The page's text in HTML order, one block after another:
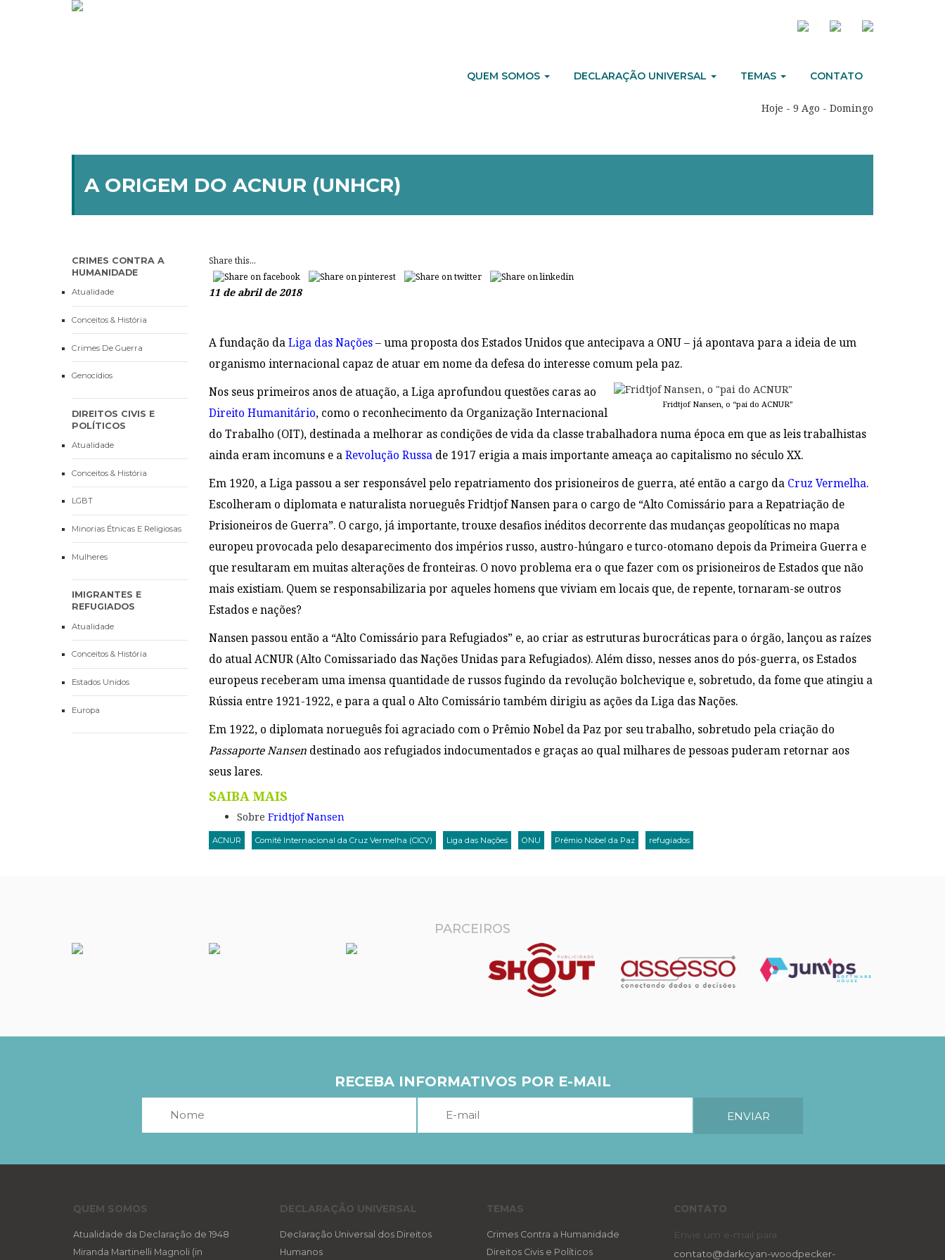
QUEM SOMOS DECLARAÇÃO UNIVERSAL TEMAS CONTATO
Hoje - 9 Ago - Domingo
A ORIGEM DO ACNUR (UNHCR)
CRIMES CONTRA A
HUMANIDADE
Atualidade
Conceitos & História
Crimes De Guerra
Genocídios
DIREITOS CIVIS E
POLÍTICOS
Atualidade
Conceitos & História
LGBT
Minorias Étnicas E Religiosas
Mulheres
IMIGRANTES E
REFUGIADOS
Atualidade
Conceitos & História
Estados Unidos
Europa
Share this...
11 de abril de 2018
A fundação daLiga das Nações– uma proposta dos Estados Unidos que antecipava a ONU – já apontava para a ideia de um
organismo internacional capaz de atuar em nome da defesa do interesse comum pela paz.
Fridtjof Nansen, o “pai do ACNUR”
Nos seus primeiros anos de atuação, a Liga aprofundou questões caras ao
Direito Humanitário, como o reconhecimento da Organização Internacional
do Trabalho (OIT), destinada a melhorar as condições de vida da classe trabalhadora numa época em que as leis trabalhistas
ainda eram incomuns e aRevolução Russa de 1917 erigia a mais importante ameaça ao capitalismo no século XX.
Em 1920, a Liga passou a ser responsável pelo repatriamento dos prisioneiros de guerra, até então a cargo da Cruz Vermelha.
Escolheram o diplomata e naturalista norueguês Fridtjof Nansen para o cargo de “Alto Comissário para a Repatriação de
Prisioneiros de Guerra”. O cargo, já importante, trouxe desafios inéditos decorrente das mudanças geopolíticas no mapa
europeu provocada pelo desaparecimento dos impérios russo, austro-húngaro e turco-otomano depois da Primeira Guerra e
que resultaram em muitas alterações de fronteiras. O novo problema era o que fazer com os prisioneiros de Estados que não
mais existiam. Quem se responsabilizaria por aqueles homens que viviam em locais que, de repente, tornaram-se outros
Estados e nações?
Nansen passou então a “Alto Comissário para Refugiados” e, ao criar as estruturas burocráticas para o órgão, lançou as raízes
do atual ACNUR (Alto Comissariado das Nações Unidas para Refugiados). Além disso, nesses anos do pós-guerra, os Estados
europeus receberam uma imensa quantidade de russos fugindo da revolução bolchevique e, sobretudo, da fome que atingiu a
Rússia entre 1921-1922, e para a qual o Alto Comissário também dirigiu as ações da Liga das Nações.
Em 1922, o diplomata norueguês foi agraciado com o Prêmio Nobel da Paz por seu trabalho, sobretudo pela criação do
Passaporte Nansen destinado aos refugiados indocumentados e graças ao qual milhares de pessoas puderam retornar aos
seus lares.
SAIBA MAIS
Sobre Fridtjof Nansen
ACNUR Comitê Internacional da Cruz Vermelha (CICV) Liga das Nações ONU Prêmio Nobel da Paz refugiados
PARCEIROS
RECEBA INFORMATIVOS POR E-MAIL
QUEM SOMOS
Atualidade da Declaração de 1948
Miranda Martinelli Magnoli (in
DECLARAÇÃO UNIVERSAL
Declaração Universal dos Direitos
Humanos
TEMAS
Crimes Contra a Humanidade
Direitos Civis e Políticos
CONTATO
Envie um e-mail para
contato@darkcyan-woodpecker-